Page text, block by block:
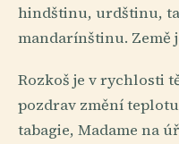
hindštinu, urdštinu,
mandarínštinu. Země
Rozkoš je v rychlosti
pozdrav změní
tabagie, Madame na